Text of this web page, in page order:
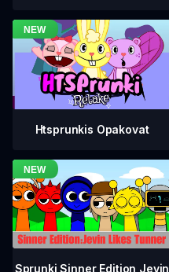
Htsprunkis Opakovat
Sprunki Sinner Edition Jevin